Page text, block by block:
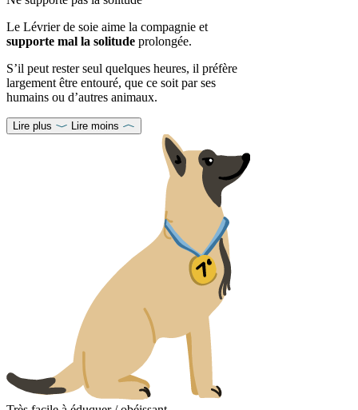
Le Lévrier de soie aime la compagnie et
supporte mal la solitude prolongée.
S’il peut rester seul quelques heures, il préfère
largement être entouré, que ce soit par ses
humains ou d’autres animaux.
Lire plus Lire moins